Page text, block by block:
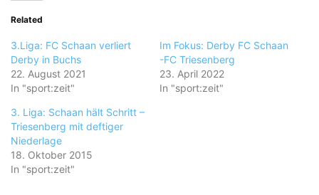
Related
3.Liga: FC Schaan verliert
Derby in Buchs
22. August 2021
In "sport:zeit"
Im Fokus: Derby FC Schaan
-FC Triesenberg
23. April 2022
In "sport:zeit"
3. Liga: Schaan hält Schritt –
Triesenberg mit deftiger
Niederlage
18. Oktober 2015
In "sport:zeit"